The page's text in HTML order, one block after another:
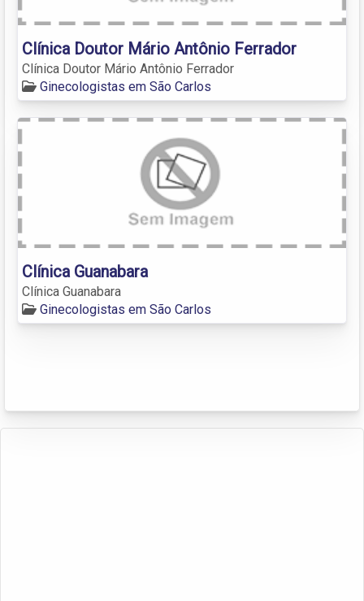
Clínica Doutor Mário Antônio Ferrador
Clínica Doutor Mário Antônio Ferrador
Ginecologistas em São Carlos
Clínica Guanabara
Clínica Guanabara
Ginecologistas em São Carlos